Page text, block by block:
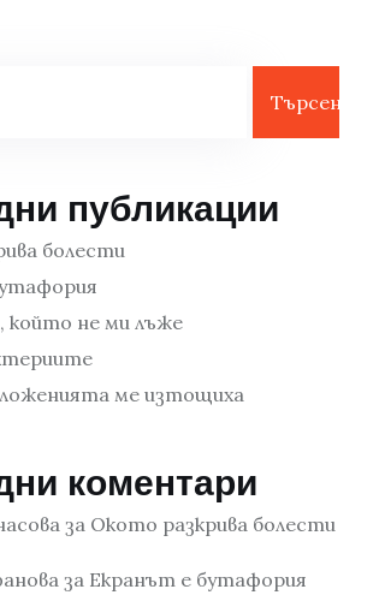
Търсене
публикации
болести
не ми лъже
ме изтощиха
коментари
за Окото разкрива болести
за Екранът е бутафория